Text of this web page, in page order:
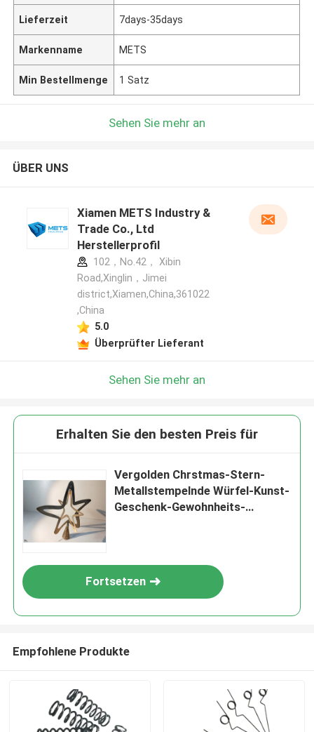
Lieferzeit 7days-35days
Markenname METS
Min Bestellmenge 1 Satz
Sehen Sie mehr an
ÜBER UNS
Xiamen METS Industry &
Trade Co., Ltd
Herstellerprofil
102，No.42， Xibin
Road,Xinglin，Jimei
district,Xiamen,China,361022
,China
5.0
Überprüfter Lieferant
Sehen Sie mehr an
Erhalten Sie den besten Preis für
Vergolden Chrstmas-Stern-
Metallstempelnde Würfel-Kunst-
Geschenk-Gewohnheits-
Fortsetzen
Empfohlene Produkte